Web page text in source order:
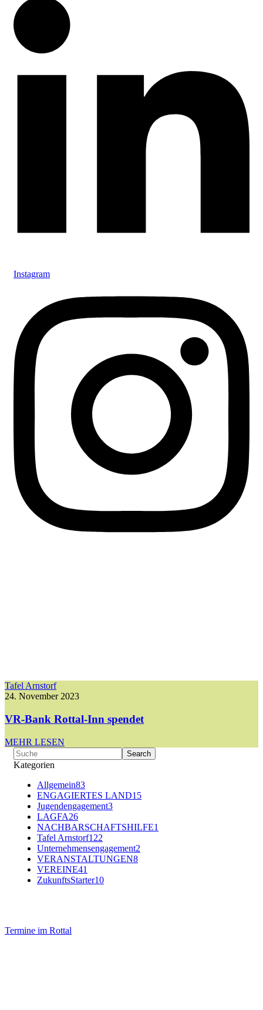
Instagram
Tafel Arnstorf
24. November 2023
VR-Bank Rottal-Inn spendet
MEHR LESEN
Kategorien
Allgemein83
ENGAGIERTES LAND15
Jugendengagement3
LAGFA26
NACHBARSCHAFTSHILFE1
Tafel Arnstorf122
Unternehmensengagement2
VERANSTALTUNGEN8
VEREINE41
ZukunftsStarter10
Termine im Rottal